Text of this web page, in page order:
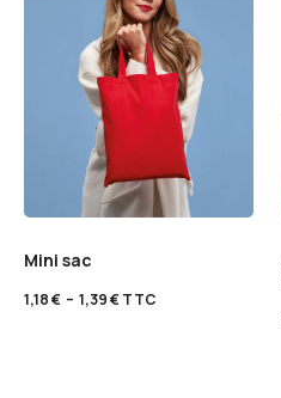
Mini sac
1,18€ – 1,39€TTC